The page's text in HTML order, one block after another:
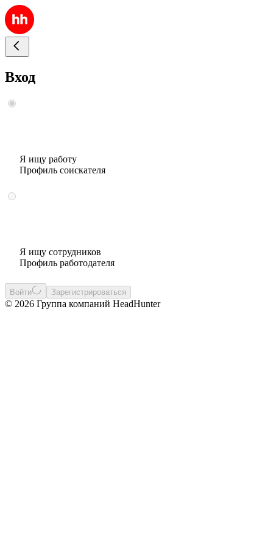
Вход
Я ищу работу
Профиль соискателя
Я ищу сотрудников
Профиль работодателя
Войти Зарегистрироваться
© 2026 Группа компаний HeadHunter